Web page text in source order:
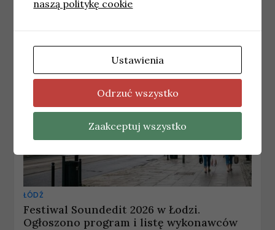
ŁÓDŹ
Festiwal Soundedit 2026 w Łodzi.
Ogłoszono program i listę wykonawców
naszą politykę cookie
Ustawienia
Odrzuć wszystko
Zaakceptuj wszystko